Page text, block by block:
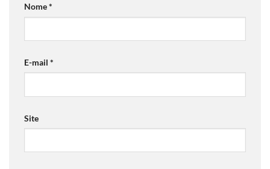
Nome*
E-mail *
Site